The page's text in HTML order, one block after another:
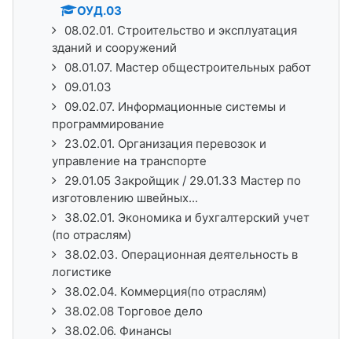
ОУД.03
08.02.01. Строительство и эксплуатация
зданий и сооружений
08.01.07. Мастер общестроительных работ
09.01.03
09.02.07. Информационные системы и
программирование
23.02.01. Организация перевозок и
управление на транспорте
29.01.05 Закройщик / 29.01.33 Мастер по
изготовлению швейных...
38.02.01. Экономика и бухгалтерский учет
(по отраслям)
38.02.03. Операционная деятельность в
логистике
38.02.04. Коммерция(по отраслям)
38.02.08 Торговое дело
38.02.06. Финансы